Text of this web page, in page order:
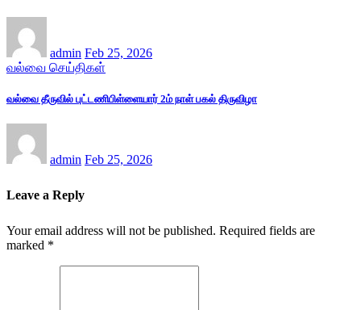
admin Feb 25, 2026
வல்வை செய்திகள்
வல்வை தீருவில் புட்டணிபிள்ளையார் 2ம் நாள் பகல் திருவிழா
admin Feb 25, 2026
Leave a Reply
Your email address will not be published. Required fields are
marked *